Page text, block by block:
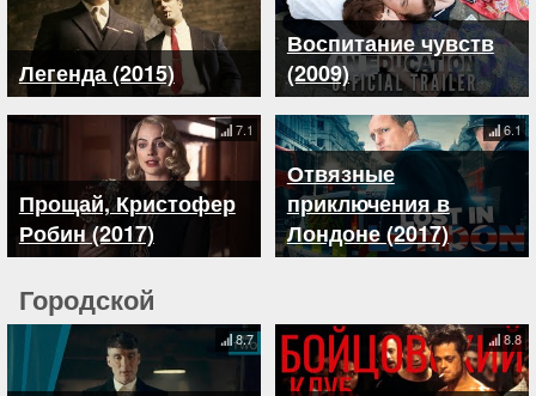
Легенда (2015)
Воспитание чувств
(2009)
Прощай, Кристофер
Робин (2017)
7.1
Отвязные
приключения в
Лондоне (2017)
6.1
Городской
8.7 8.8